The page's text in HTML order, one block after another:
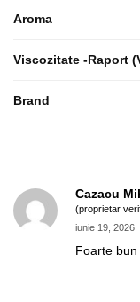
Aroma
Viscozitate -Raport
Brand
Cazacu
(proprietar
iunie 19, 2026
Foarte